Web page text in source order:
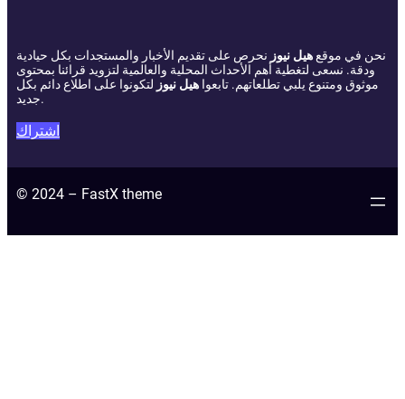
نحن في موقعهيل نيوز نحرص على تقديم الأخبار والمستجدات بكل حيادية
ودقة. نسعى لتغطية أهم الأحداث المحلية والعالمية لتزويد قرائنا بمحتوى
موثوق ومتنوع يلبي تطلعاتهم. تابعوا هيل نيوز لتكونوا على اطلاع دائم بكل
جديد.
اشتراك
© 2024 – FastX theme